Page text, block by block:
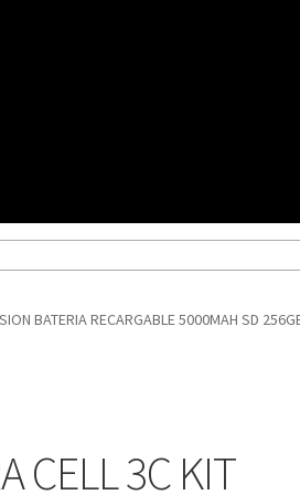
BATERIA RECARGABLE 5000MAH SD
CELL 3C KIT